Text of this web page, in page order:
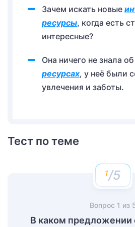
Зачем искать новые
ресурсы, когда есть
интересные?
Она ничего не знала об
ресурсах, у неё были
увлечения и заботы.
Тест по теме
/5
Вопрос 1 из
В каком предложении